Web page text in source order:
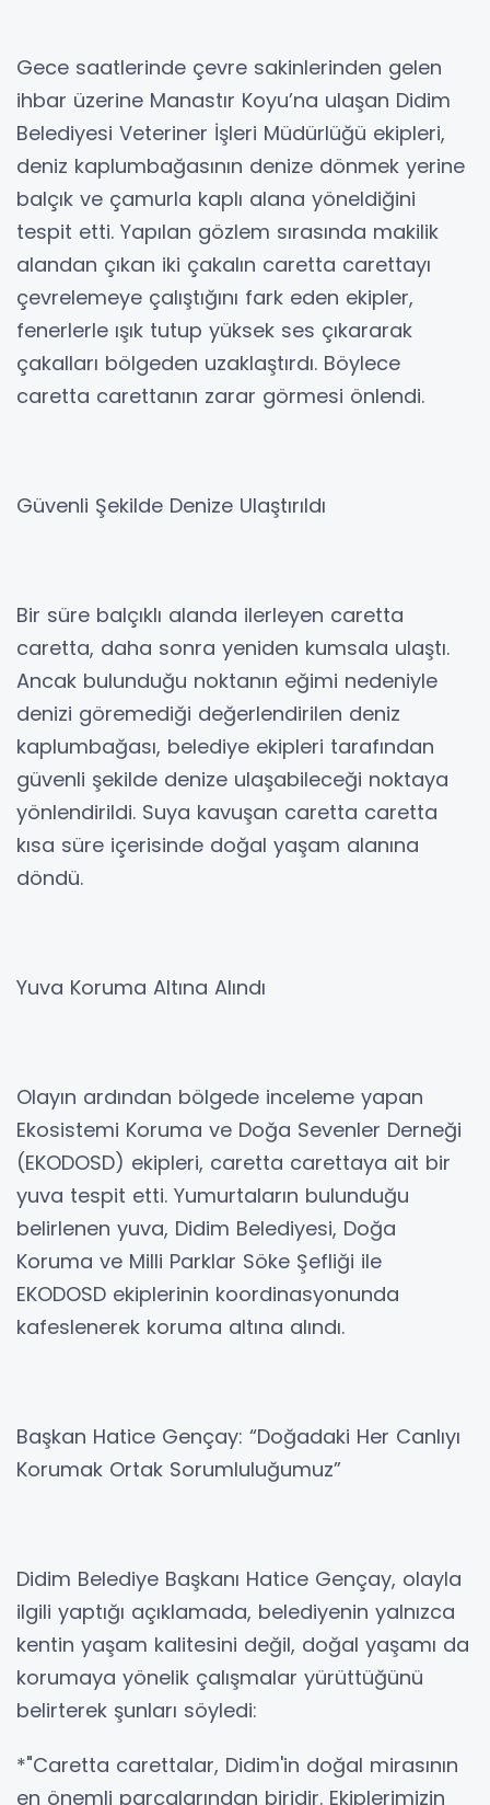
Gece saatlerinde çevre sakinlerinden gelen
ihbar üzerine Manastır Koyu’na ulaşan Didim
Belediyesi Veteriner İşleri Müdürlüğü ekipleri,
deniz kaplumbağasının denize dönmek yerine
balçık ve çamurla kaplı alana yöneldiğini
tespit etti. Yapılan gözlem sırasında makilik
alandan çıkan iki çakalın caretta carettayı
çevrelemeye çalıştığını fark eden ekipler,
fenerlerle ışık tutup yüksek ses çıkararak
çakalları bölgeden uzaklaştırdı. Böylece
caretta carettanın zarar görmesi önlendi.
Güvenli Şekilde Denize Ulaştırıldı
Bir süre balçıklı alanda ilerleyen caretta
caretta, daha sonra yeniden kumsala ulaştı.
Ancak bulunduğu noktanın eğimi nedeniyle
denizi göremediği değerlendirilen deniz
kaplumbağası, belediye ekipleri tarafından
güvenli şekilde denize ulaşabileceği noktaya
yönlendirildi. Suya kavuşan caretta caretta
kısa süre içerisinde doğal yaşam alanına
döndü.
Yuva Koruma Altına Alındı
Olayın ardından bölgede inceleme yapan
Ekosistemi Koruma ve Doğa Sevenler Derneği
(EKODOSD) ekipleri, caretta carettaya ait bir
yuva tespit etti. Yumurtaların bulunduğu
belirlenen yuva, Didim Belediyesi, Doğa
Koruma ve Milli Parklar Söke Şefliği ile
EKODOSD ekiplerinin koordinasyonunda
kafeslenerek koruma altına alındı.
Başkan Hatice Gençay: “Doğadaki Her Canlıyı
Korumak Ortak Sorumluluğumuz”
Didim Belediye Başkanı Hatice Gençay, olayla
ilgili yaptığı açıklamada, belediyenin yalnızca
kentin yaşam kalitesini değil, doğal yaşamı da
korumaya yönelik çalışmalar yürüttüğünü
belirterek şunları söyledi:
*"Caretta carettalar, Didim'in doğal mirasının
en önemli parçalarından biridir. Ekiplerimizin